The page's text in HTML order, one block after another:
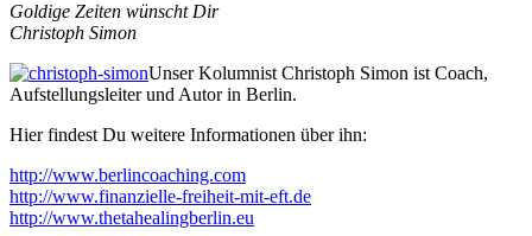
Goldige Zeiten wünscht Dir
Christoph Simon
Unser Kolumnist Christoph Simon ist Coach,
Aufstellungsleiter und Autor in Berlin.
Hier findest Du weitere Informationen über ihn:
http://www.berlincoaching.com
http://www.finanzielle-freiheit-mit-eft.de
http://www.thetahealingberlin.eu